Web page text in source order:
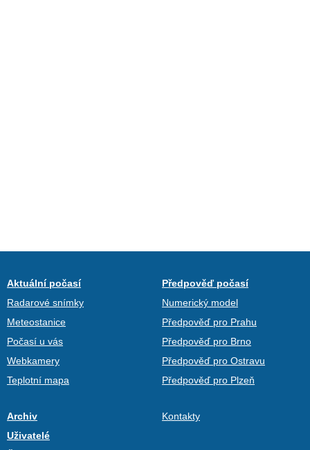
Aktuální počasí
Radarové snímky
Meteostanice
Počasí u vás
Webkamery
Teplotní mapa
Předpověď počasí
Numerický model
Předpověď pro Prahu
Předpověď pro Brno
Předpověď pro Ostravu
Předpověď pro Plzeň
Archiv
Uživatelé
Kontakty